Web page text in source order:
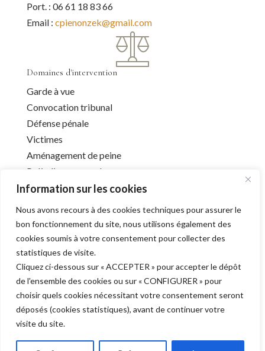
Information sur les cookies
Nous avons recours à des cookies techniques pour assurer le
bon fonctionnement du site, nous utilisons également des
cookies soumis à votre consentement pour collecter des
statistiques de visite.
Cliquez ci-dessous sur « ACCEPTER » pour accepter le dépôt
de l'ensemble des cookies ou sur « CONFIGURER » pour
choisir quels cookies nécessitant votre consentement seront
déposés (cookies statistiques), avant de continuer votre
visite du site.
Port. : 06 61 18 83 66
Email : cpienonzek@gmail.com
Domaines d'intervention
Garde à vue
Convocation tribunal
Défense pénale
Victimes
Aménagement de peine
Préjudice corporel
Infos utiles
Liens utiles
Mentions légales
Déontologie
Derniers articles